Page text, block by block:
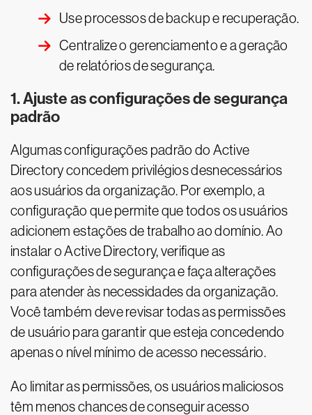
Use processos de backup e recuperação.
Centralize o gerenciamento e a geração
de relatórios de segurança.
1. Ajuste as configurações de segurança
padrão
Algumas configurações padrão do Active
Directory concedem privilégios desnecessários
aos usuários da organização. Por exemplo, a
configuração que permite que todos os usuários
adicionem estações de trabalho ao domínio. Ao
instalar o Active Directory, verifique as
configurações de segurança e faça alterações
para atender às necessidades da organização.
Você também deve revisar todas as permissões
de usuário para garantir que esteja concedendo
apenas o nível mínimo de acesso necessário.
Ao limitar as permissões, os usuários maliciosos
têm menos chances de conseguir acesso